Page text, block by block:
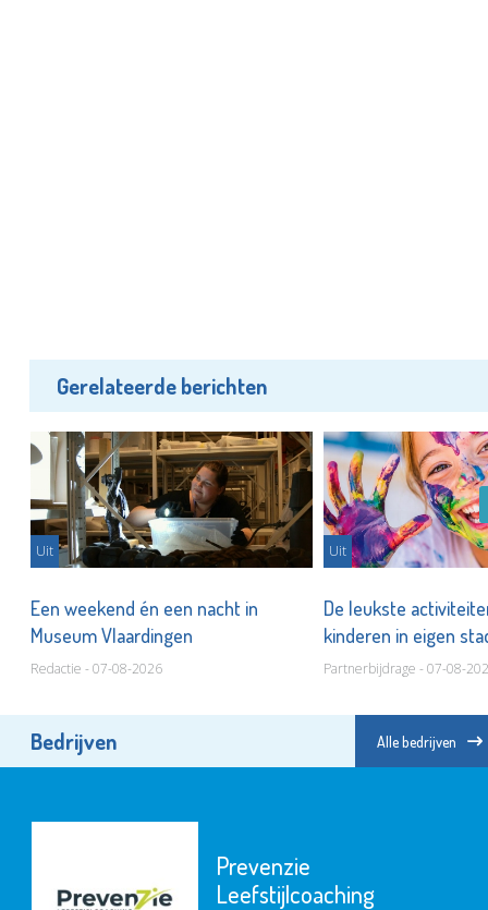
Gerelateerde berichten
Uit
Een weekend én een nacht in
Museum Vlaardingen
Redactie - 07-08-2026
Uit
De leukste
kinderen in eigen
Partnerbijdrage - 07-08-
Bedrijven Alle bedrijven
Prevenzie
Leefstijlcoaching